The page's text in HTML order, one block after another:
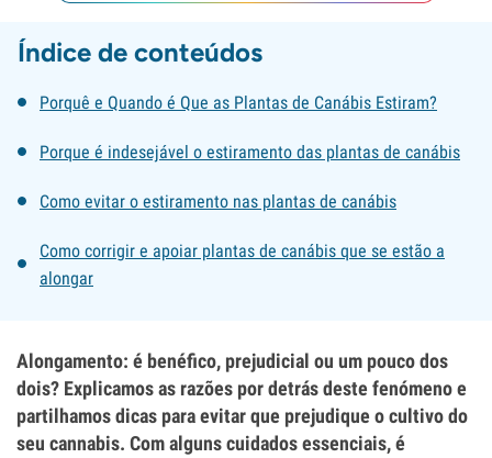
Índice de conteúdos
Porquê e Quando é Que as Plantas de Canábis Estiram?
Porque é indesejável o estiramento das plantas de canábis
Como evitar o estiramento nas plantas de canábis
Como corrigir e apoiar plantas de canábis que se estão a
alongar
Alongamento: é benéfico, prejudicial ou um pouco dos
dois? Explicamos as razões por detrás deste fenómeno e
partilhamos dicas para evitar que prejudique o cultivo do
seu cannabis. Com alguns cuidados essenciais, é